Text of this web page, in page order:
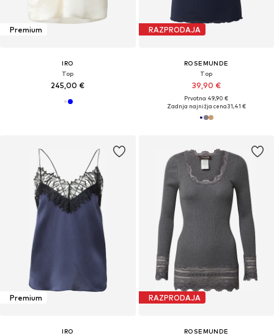
Premium
IRO
Top
245,00 €
RAZPRODAJA
ROSEMUNDE
Top
39,90 €
Prvotno: 49,90 €
Zadnja najnižja cena31,41 €
Premium
IRO
RAZPRODAJA
ROSEMUNDE